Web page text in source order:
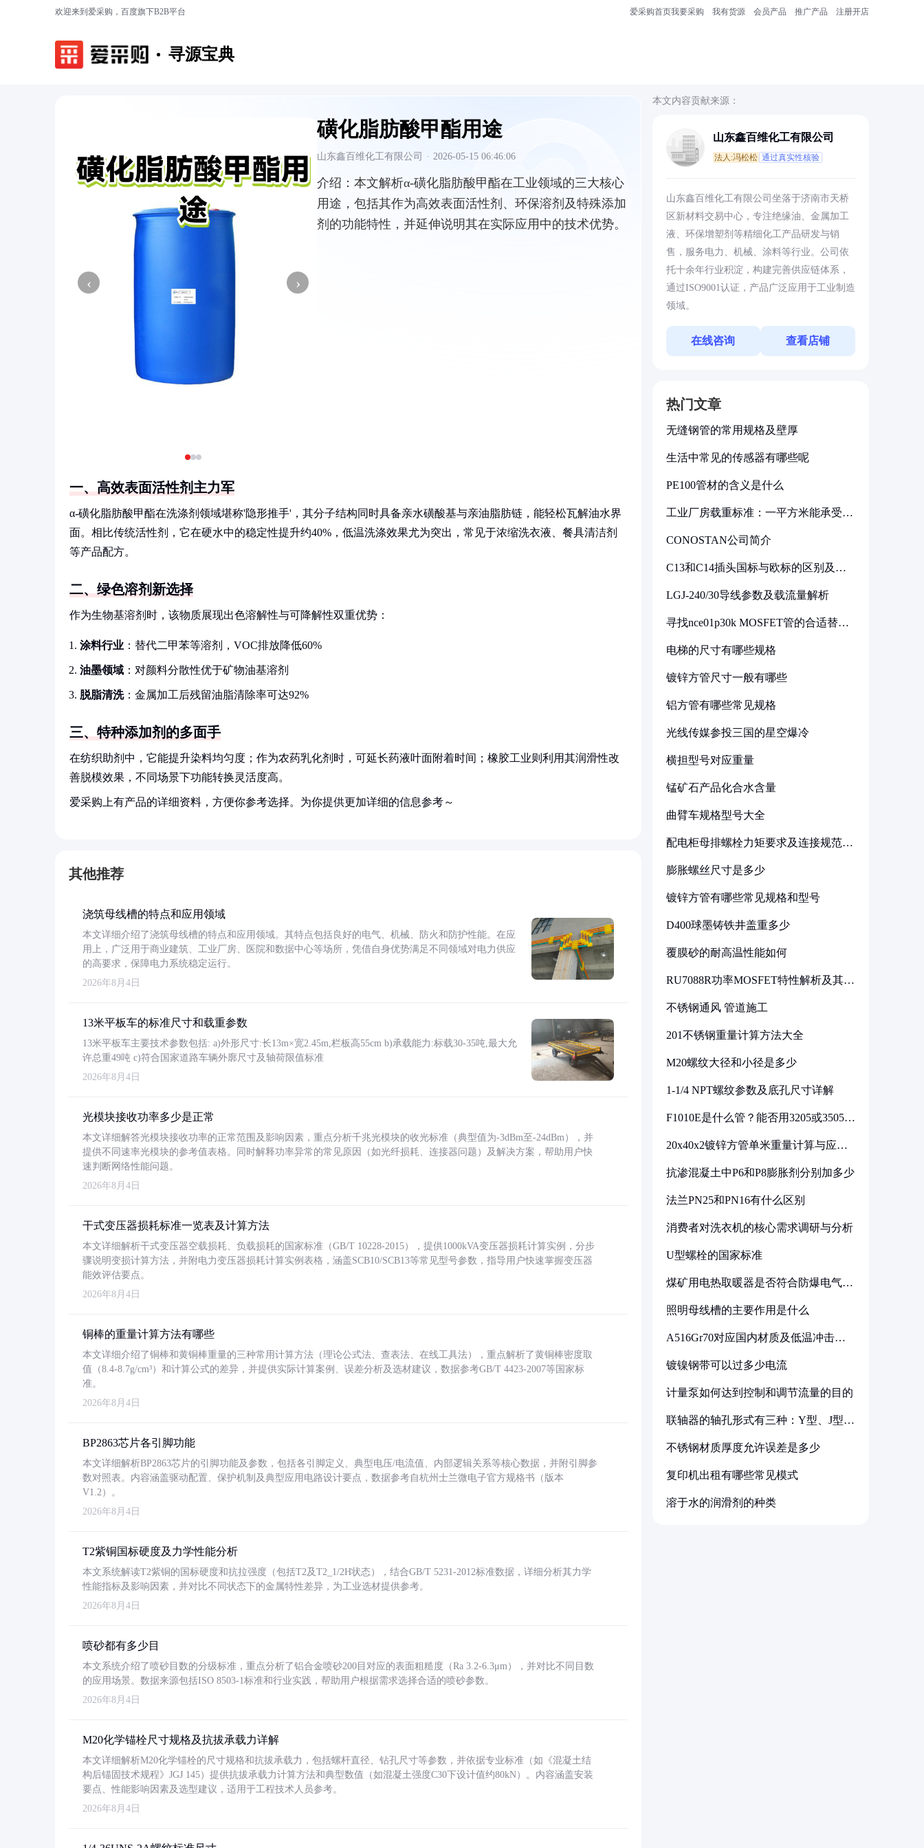
欢迎来到爱采购，百度旗下B2B平台 爱采购首页我要采购 我有货源 会员产品 推广产品 注册开店
寻源宝典
‹ ›
磺化脂肪酸甲酯用途
山东鑫百维化工有限公司 · 2026-05-15 06:46:06
介绍： 本文解析α-磺化脂肪酸甲酯在工业领域的三大核心
用途，包括其作为高效表面活性剂、环保溶剂及特殊添加
剂的功能特性，并延伸说明其在实际应用中的技术优势。
一、高效表面活性剂主力军
α-磺化脂肪酸甲酯在洗涤剂领域堪称'隐形推手'，其分子结构同时具备亲水磺酸基与亲油脂肪链，能轻松瓦解油水界
面。相比传统活性剂，它在硬水中的稳定性提升约40%，低温洗涤效果尤为突出，常见于浓缩洗衣液、餐具清洁剂
等产品配方。
二、绿色溶剂新选择
作为生物基溶剂时，该物质展现出色溶解性与可降解性双重优势：
涂料行业 ：替代二甲苯等溶剂，VOC排放降低60%
油墨领域 ：对颜料分散性优于矿物油基溶剂
脱脂清洗：金属加工后残留油脂清除率可达92%
三、特种添加剂的多面手
在纺织助剂中，它能提升染料均匀度；作为农药乳化剂时，可延长药液叶面附着时间；橡胶工业则利用其润滑性改
善脱模效果，不同场景下功能转换灵活度高。
爱采购上有产品的详细资料，方便你参考选择。为你提供更加详细的信息参考～
其他推荐
浇筑母线槽的特点和应用领域
本文详细介绍了浇筑母线槽的特点和应用领域。其特点包括良好的电气、机械、防火和防护性能。在应
用上，广泛用于商业建筑、工业厂房、医院和数据中心等场所，凭借自身优势满足不同领域对电力供应
的高要求，保障电力系统稳定运行。
2026年8月4日
13米平板车的标准尺寸和载重参数
13米平板车主要技术参数包括: a)外形尺寸:长13m×宽2.45m,栏板高55cm b)承载能力:标载30-35吨,最大允
许总重49吨 c)符合国家道路车辆外廓尺寸及轴荷限值标准
2026年8月4日
光模块接收功率多少是正常
本文详细解答光模块接收功率的正常范围及影响因素，重点分析千兆光模块的收光标准（典型值为-3dBm至-24dBm），并
提供不同速率光模块的参考值表格。同时解释功率异常的常见原因（如光纤损耗、连接器问题）及解决方案，帮助用户快
速判断网络性能问题。
2026年8月4日
干式变压器损耗标准一览表及计算方法
本文详细解析干式变压器空载损耗、负载损耗的国家标准（GB/T 10228-2015），提供1000kVA变压器损耗计算实例，分步
骤说明变损计算方法，并附电力变压器损耗计算实例表格，涵盖SCB10/SCB13等常见型号参数，指导用户快速掌握变压器
能效评估要点。
2026年8月4日
铜棒的重量计算方法有哪些
本文详细介绍了铜棒和黄铜棒重量的三种常用计算方法（理论公式法、查表法、在线工具法），重点解析了黄铜棒密度取
值（8.4-8.7g/cm³）和计算公式的差异，并提供实际计算案例、误差分析及选材建议，数据参考GB/T 4423-2007等国家标
准。
2026年8月4日
BP2863芯片各引脚功能
本文详细解析BP2863芯片的引脚功能及参数，包括各引脚定义、典型电压/电流值、内部逻辑关系等核心数据，并附引脚参
数对照表。内容涵盖驱动配置、保护机制及典型应用电路设计要点，数据参考自杭州士兰微电子官方规格书（版本
V1.2）。
2026年8月4日
T2紫铜国标硬度及力学性能分析
本文系统解读T2紫铜的国标硬度和抗拉强度（包括T2及T2_1/2H状态），结合GB/T 5231-2012标准数据，详细分析其力学
性能指标及影响因素，并对比不同状态下的金属特性差异，为工业选材提供参考。
2026年8月4日
喷砂都有多少目
本文系统介绍了喷砂目数的分级标准，重点分析了铝合金喷砂200目对应的表面粗糙度（Ra 3.2-6.3μm），并对比不同目数
的应用场景。数据来源包括ISO 8503-1标准和行业实践，帮助用户根据需求选择合适的喷砂参数。
2026年8月4日
M20化学锚栓尺寸规格及抗拔承载力详解
本文详细解析M20化学锚栓的尺寸规格和抗拔承载力，包括螺杆直径、钻孔尺寸等参数，并依据专业标准（如《混凝土结
构后锚固技术规程》JGJ 145）提供抗拔承载力计算方法和典型数值（如混凝土强度C30下设计值约80kN）。内容涵盖安装
要点、性能影响因素及选型建议，适用于工程技术人员参考。
2026年8月4日
本文内容贡献来源：
山东鑫百维化工有限公司
法人:冯松松 通过真实性核验
山东鑫百维化工有限公司坐落于济南市天桥
区新材料交易中心，专注绝缘油、金属加工
液、环保增塑剂等精细化工产品研发与销
售，服务电力、机械、涂料等行业。公司依
托十余年行业积淀，构建完善供应链体系，
通过ISO9001认证，产品广泛应用于工业制造
领域。
在线咨询 查看店铺
热门文章
无缝钢管的常用规格及壁厚
生活中常见的传感器有哪些呢
PE100管材的含义是什么
工业厂房载重标准：一平方米能承受多
CONOSTAN公司简介
C13和C14插头国标与欧标的区别及其
LGJ-240/30导线参数及载流量解析
寻找nce01p30k MOSFET管的合适替代
电梯的尺寸有哪些规格
镀锌方管尺寸一般有哪些
铝方管有哪些常见规格
光线传媒参投三国的星空爆冷
横担型号对应重量
锰矿石产品化合水含量
曲臂车规格型号大全
配电柜母排螺栓力矩要求及连接规范详
膨胀螺丝尺寸是多少
镀锌方管有哪些常见规格和型号
D400球墨铸铁井盖重多少
覆膜砂的耐高温性能如何
RU7088R功率MOSFET特性解析及其在
不锈钢通风 管道施工
201不锈钢重量计算方法大全
M20螺纹大径和小径是多少
1-1/4 NPT螺纹参数及底孔尺寸详解
F1010E是什么管？能否用3205或3505代
20x40x2镀锌方管单米重量计算与应用
抗渗混凝土中P6和P8膨胀剂分别加多少
法兰PN25和PN16有什么区别
消费者对洗衣机的核心需求调研与分析
U型螺栓的国家标准
煤矿用电热取暖器是否符合防爆电气设
照明母线槽的主要作用是什么
A516Gr70对应国内材质及低温冲击要
镀镍钢带可以过多少电流
计量泵如何达到控制和调节流量的目的
联轴器的轴孔形式有三种：Y型、J型、
不锈钢材质厚度允许误差是多少
复印机出租有哪些常见模式
溶于水的润滑剂的种类